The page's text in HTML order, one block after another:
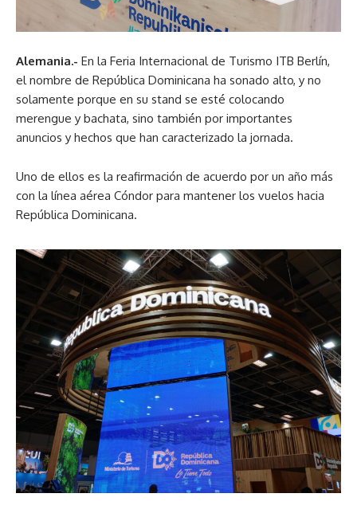
Alemania.- En la Feria Internacional de Turismo ITB Berlín,
el nombre de República Dominicana ha sonado alto, y no
solamente porque en su stand se esté colocando
merengue y bachata, sino también por importantes
anuncios y hechos que han caracterizado la jornada.
Uno de ellos es la reafirmación de acuerdo por un año más
con la línea aérea Cóndor para mantener los vuelos hacia
República Dominicana.